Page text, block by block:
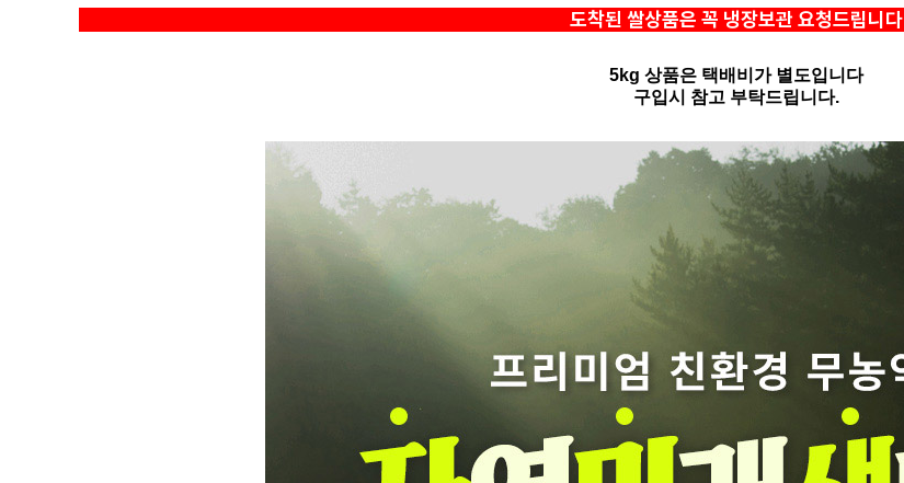
도착된 쌀상품은 꼭 냉장보관 요청드립니다
5kg 상품은 택배비가 별도입니다
구입시 참고 부탁드립니다.